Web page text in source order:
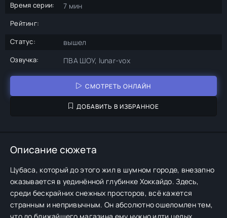
Время серии: 7 мин
Рейтинг:
Статус:
вышел
Озвучка: ПВА ШОУ, lunar-vox
СМОТРЕТЬ ОНЛАЙН
ДОБАВИТЬ В ИЗБРАННОЕ
Описание сюжета
Цубаса, который до этого жил в шумном городе, внезапно
оказывается в уединённой глубинке Хоккайдо. Здесь,
среди бескрайних снежных просторов, всё кажется
странным и непривычным. Он абсолютно ошеломлен тем,